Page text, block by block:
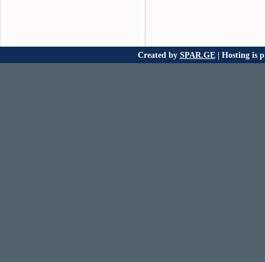
Created by SPAR.GE| Hosting is